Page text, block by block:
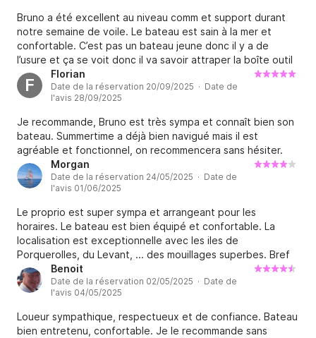
Bruno a été excellent au niveau comm et support durant
notre semaine de voile. Le bateau est sain à la mer et
confortable. C’est pas un bateau jeune donc il y a de
l’usure et ça se voit donc il va savoir attraper la boîte outil
et bricoler un peu. Bonne expérience, je recommande.
F
Florian
Date de la réservation 20/09/2025 · Date de
l'avis 28/09/2025
Je recommande, Bruno est très sympa et connaît bien son
bateau. Summertime a déjà bien navigué mais il est
agréable et fonctionnel, on recommencera sans hésiter.
Morgan
Date de la réservation 24/05/2025 · Date de
l'avis 01/06/2025
Le proprio est super sympa et arrangeant pour les
horaires. Le bateau est bien équipé et confortable. La
localisation est exceptionnelle avec les iles de
Porquerolles, du Levant, ... des mouillages superbes. Bref
que du bonheur.
Benoit
Date de la réservation 02/05/2025 · Date de
l'avis 04/05/2025
Loueur sympathique, respectueux et de confiance. Bateau
bien entretenu, confortable. Je le recommande sans